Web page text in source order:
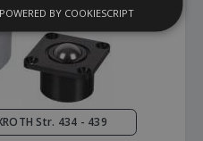
Str. 434 - 439
POWERED BY COOKIESCRIPT